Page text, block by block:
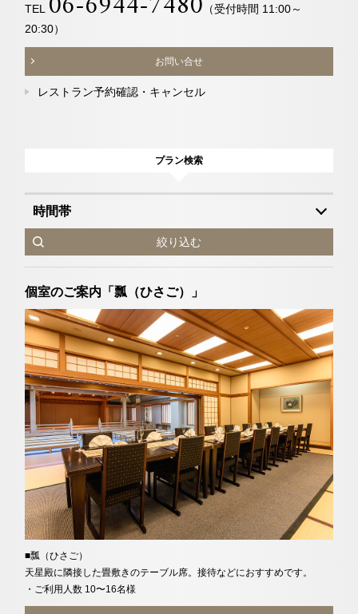
TEL
（受付時間 11:00～
20:30）
お問い合せ
レストラン予約確認・キャンセル
プラン検索
時間帯
絞り込む
個室のご案内「瓢（ひさご）」
■瓢（ひさご）
天星殿に隣接した畳敷きのテーブル席。接待などにおすすめです。
・ご利用人数 10〜16名様